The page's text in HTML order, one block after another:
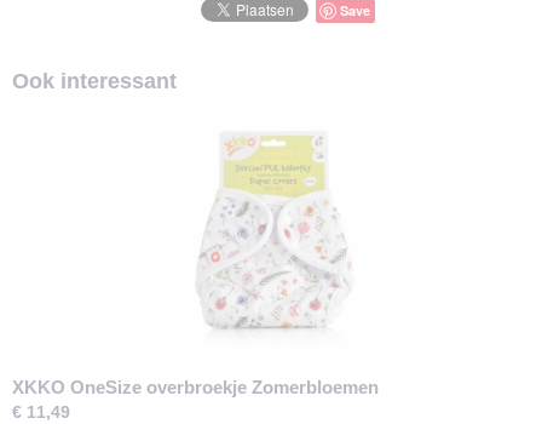
Save
Ook interessant
XKKO OneSize overbroekje Zomerbloemen
€ 11,49